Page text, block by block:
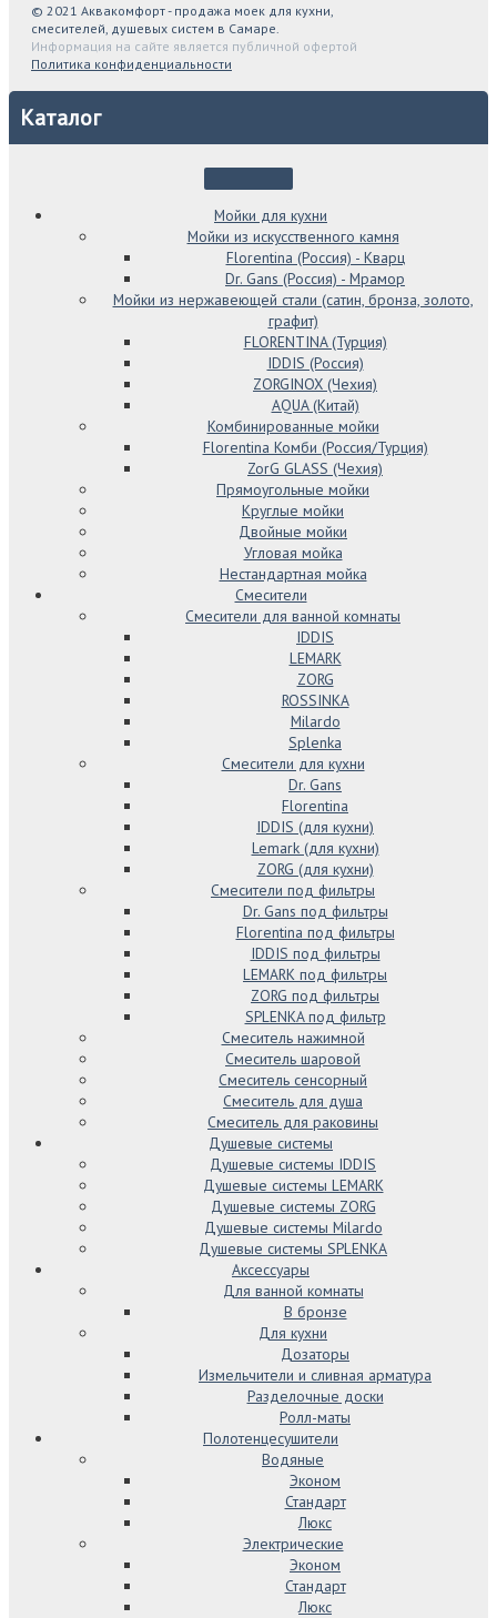
© 2021 Аквакомфорт - продажа моек для кухни,
смесителей, душевых систем в Самаре.
Информация на сайте является публичной офертой
Политика конфиденциальности
Каталог
Мойки для кухни
Мойки из искусственного камня
Florentina (Россия) - Кварц
Dr. Gans (Россия) - Мрамор
Мойки из нержавеющей стали (сатин, бронза, золото,
графит)
FLORENTINA (Турция)
IDDIS (Россия)
ZORGINOX (Чехия)
AQUA (Китай)
Комбинированные мойки
Florentina Комби (Россия/Турция)
ZorG GLASS (Чехия)
Прямоугольные мойки
Круглые мойки
Двойные мойки
Угловая мойка
Нестандартная мойка
Смесители
Смесители для ванной комнаты
IDDIS
LEMARK
ZORG
ROSSINKA
Milardo
Splenka
Смесители для кухни
Dr. Gans
Florentina
IDDIS (для кухни)
Lemark (для кухни)
ZORG (для кухни)
Смесители под фильтры
Dr. Gans под фильтры
Florentina под фильтры
IDDIS под фильтры
LEMARK под фильтры
ZORG под фильтры
SPLENKA под фильтр
Смеситель нажимной
Смеситель шаровой
Смеситель сенсорный
Смеситель для душа
Смеситель для раковины
Душевые системы
Душевые системы IDDIS
Душевые системы LEMARK
Душевые системы ZORG
Душевые системы Milardo
Душевые системы SPLENKA
Аксессуары
Для ванной комнаты
В бронзе
Для кухни
Дозаторы
Измельчители и сливная арматура
Разделочные доски
Ролл-маты
Полотенцесушители
Водяные
Эконом
Стандарт
Люкс
Электрические
Эконом
Стандарт
Люкс